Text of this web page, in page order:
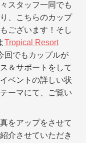
スタッフ一同でも
、こちらのカップ
ございます！そし
Tropical Resort
回でもカップルが
＆サポートをして
ベントの詳しい状
テーマにて、ご覧い
をアップをさせて
介させていただき